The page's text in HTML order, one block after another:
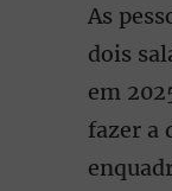
As
dois
em
fazer a